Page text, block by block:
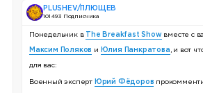
PLUSHEV/ПЛЮЩЕВ
101 493 Подписчика
Понедельник в The Breakfast Showвместе с
Максим Поляков и Юлия Панкратова , и вот
для вас:
Военный эксперт Юрий Фёдоров